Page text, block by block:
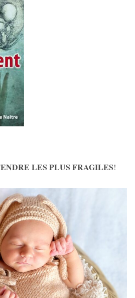
LES PLUS FRAGILES!